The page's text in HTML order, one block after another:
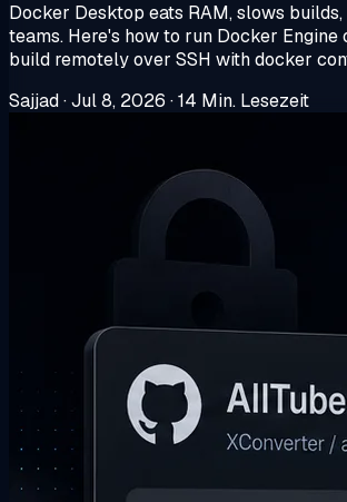
Docker Desktop eats RAM, slows builds,
teams. Here's how to run Docker Engine
build remotely over SSH with docker
Sajjad·Jul 8, 2026 ·14 Min. Lesezeit